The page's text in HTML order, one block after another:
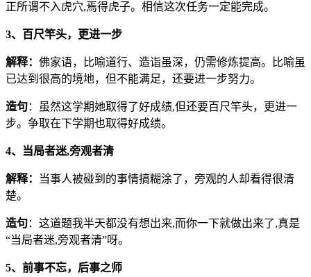
正所谓不入虎穴,焉得虎子。相信这次任务一定能完成。
3、百尺竿头，更进一步
解释： 佛家语，比喻道行、造诣虽深，仍需修炼提高。比喻虽
已达到很高的境地，但不能满足，还要进一步努力。
造句：虽然这学期她取得了好成绩,但还要百尺竿头，更进一
步。争取在下学期也取得好成绩。
4、当局者迷,旁观者清
解释：
当事人被碰到的事情搞糊涂了，旁观的人却看得很清
楚。
造句：这道题我半天都没有想出来,而你一下就做出来了,真是
“当局者迷,旁观者清”呀。
5、前事不忘，后事之师